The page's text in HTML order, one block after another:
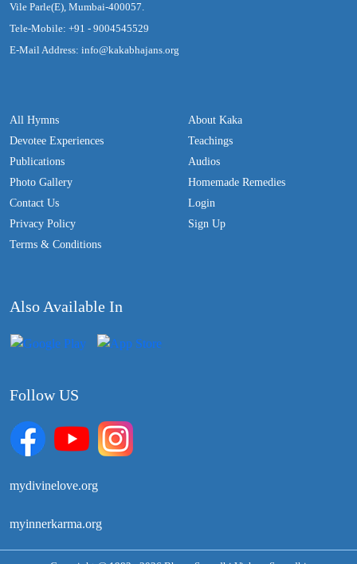
Vile Parle(E), Mumbai-400057.
Tele-Mobile: +91 - 9004545529
E-Mail Address: info@kakabhajans.org
All Hymns
Devotee Experiences
Publications
Photo Gallery
Contact Us
Privacy Policy
Terms & Conditions
About Kaka
Teachings
Audios
Homemade Remedies
Login
Sign Up
Also Available In
Follow US
mydivinelove.org
myinnerkarma.org